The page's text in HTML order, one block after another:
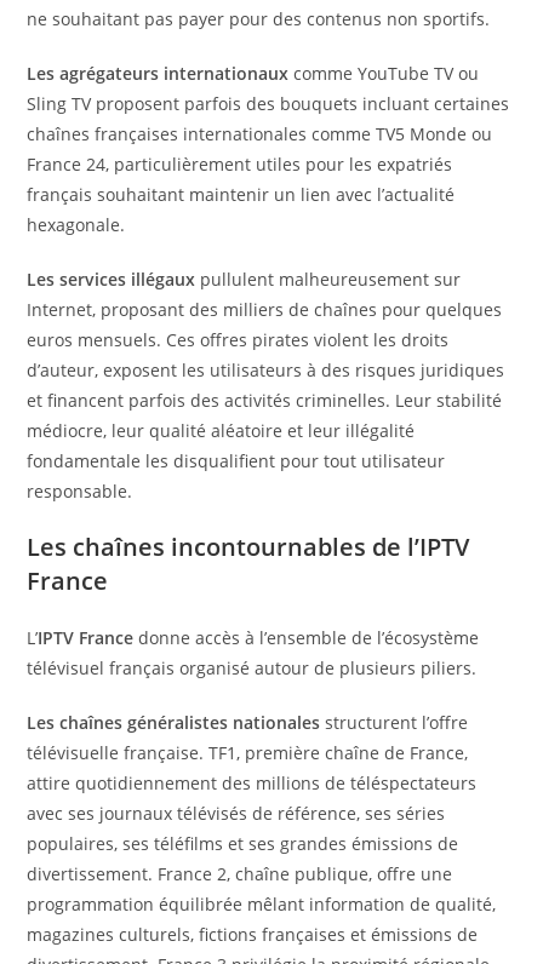
ne souhaitant pas payer pour des contenus non sportifs.
Les agrégateurs internationaux comme YouTube TV ou
Sling TV proposent parfois des bouquets incluant certaines
chaînes françaises internationales comme TV5 Monde ou
France 24, particulièrement utiles pour les expatriés
français souhaitant maintenir un lien avec l’actualité
hexagonale.
Les services illégaux pullulent malheureusement sur
Internet, proposant des milliers de chaînes pour quelques
euros mensuels. Ces offres pirates violent les droits
d’auteur, exposent les utilisateurs à des risques juridiques
et financent parfois des activités criminelles. Leur stabilité
médiocre, leur qualité aléatoire et leur illégalité
fondamentale les disqualifient pour tout utilisateur
responsable.
Les chaînes incontournables de l’IPTV
France
L’IPTV France donne accès à l’ensemble de l’écosystème
télévisuel français organisé autour de plusieurs piliers.
Les chaînes généralistes nationales structurent l’offre
télévisuelle française. TF1, première chaîne de France,
attire quotidiennement des millions de téléspectateurs
avec ses journaux télévisés de référence, ses séries
populaires, ses téléfilms et ses grandes émissions de
divertissement. France 2, chaîne publique, offre une
programmation équilibrée mêlant information de qualité,
magazines culturels, fictions françaises et émissions de